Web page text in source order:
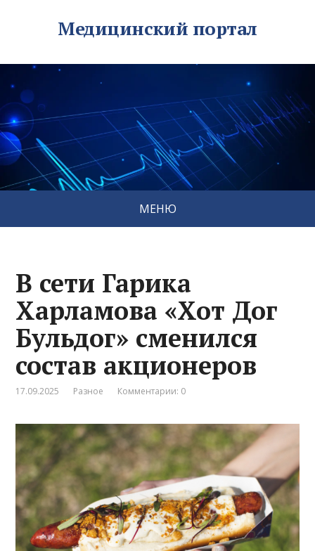
Медицинский портал
МЕНЮ
В сети Гарика
Харламова «Хот Дог
Бульдог» сменился
состав акционеров
17.09.2025 Разное Комментарии: 0